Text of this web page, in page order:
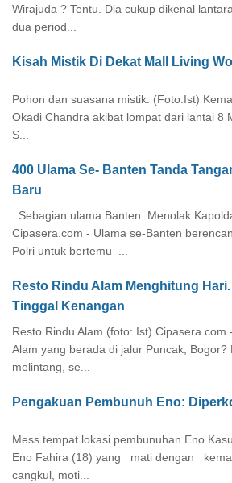
Wirajuda ? Tentu. Dia cukup dikenal
dua period...
Kisah Mistik Di Dekat Mall Living
Pohon dan suasana mistik. (Foto:Ist)
Okadi Chandra akibat lompat dari lantai 8
S...
400 Ulama Se- Banten Tanda
Baru
Sebagian ulama Banten. Menolak
Cipasera.com - Ulama se-Banten
Polri untuk bertemu ...
Resto Rindu Alam Menghitung
Tinggal Kenangan
Resto Rindu Alam (foto: Ist) Cipasera.com
Alam yang berada di jalur Puncak, Bogor?
melintang, se...
Pengakuan Pembunuh Eno:
Mess tempat lokasi pembunuhan Eno
Eno Fahira (18) yang mati dengan
cangkul, moti...